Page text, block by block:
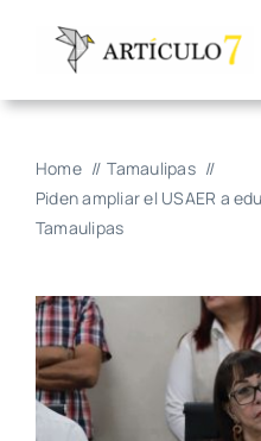
Home
Tamaulipas
Piden ampliar el USAER a
Tamaulipas